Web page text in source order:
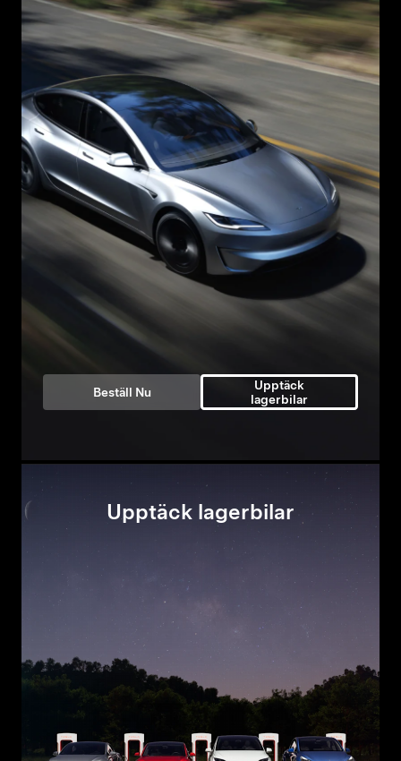
Beställ Nu
Upptäck
lagerbilar
Upptäck lagerbilar